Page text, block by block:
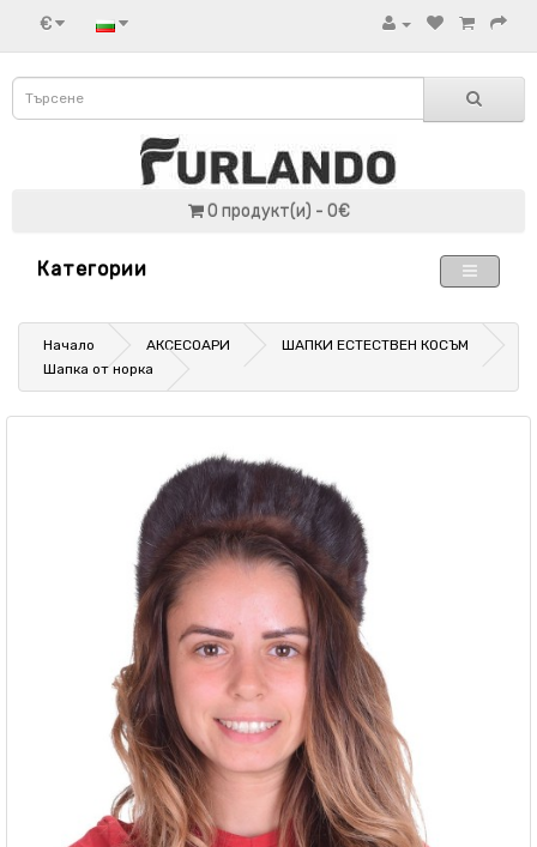
€
0 продукт(и) - 0€
Категории
Начало АКСЕСОАРИ
ШАПКИ ЕСТЕСТВЕН КОСЪМ
Шапка от норка